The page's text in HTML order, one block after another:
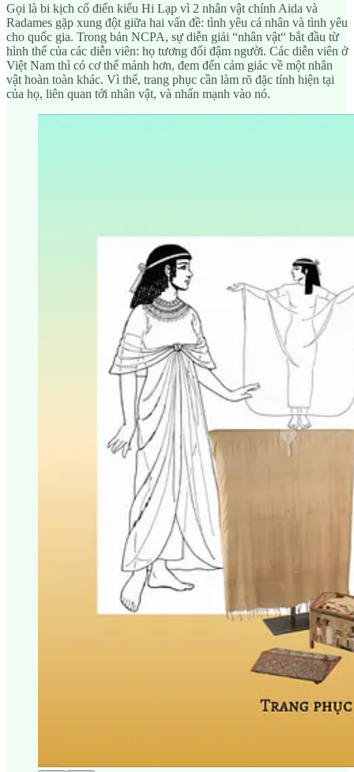
Gọi là bi kịch cổ điển kiểu Hi Lạp vì 2 nhân vật chính Aida và
Radames gặp xung đột giữa hai vấn đề: tình yêu cá nhân và tình yêu
cho quốc gia. Trong bản NCPA, sự diễn giải “nhân vật“ bắt đầu từ
hình thể của các diễn viên: họ tương đối đậm người. Các diễn viên ở
Việt Nam thì có cơ thể mảnh hơn, đem đến cảm giác về một nhân
vật hoàn toàn khác. Vì thế, trang phục cần làm rõ đặc tính hiện tại
của họ, liên quan tới nhân vật, và nhấn mạnh vào nó.